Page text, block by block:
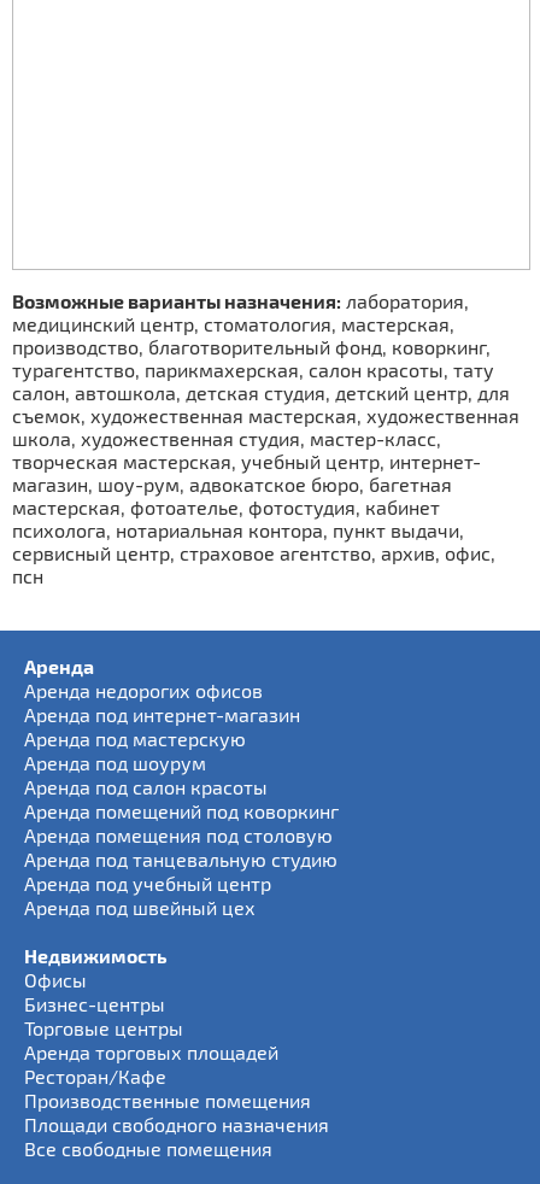
Возможные варианты назначения: лаборатория,
медицинский центр, стоматология, мастерская,
производство, благотворительный фонд, коворкинг,
турагентство, парикмахерская, салон красоты, тату
салон, автошкола, детская студия, детский центр, для
съемок, художественная мастерская, художественная
школа, художественная студия, мастер-класс,
творческая мастерская, учебный центр, интернет-
магазин, шоу-рум, адвокатское бюро, багетная
мастерская, фотоателье, фотостудия, кабинет
психолога, нотариальная контора, пункт выдачи,
сервисный центр, страховое агентство, архив, офис,
псн
Аренда
Аренда недорогих офисов
Аренда под интернет-магазин
Аренда под мастерскую
Аренда под шоурум
Аренда под салон красоты
Аренда помещений под коворкинг
Аренда помещения под столовую
Аренда под танцевальную студию
Аренда под учебный центр
Аренда под швейный цех
Недвижимость
Офисы
Бизнес-центры
Торговые центры
Аренда торговых площадей
Ресторан/Кафе
Производственные помещения
Площади свободного назначения
Все свободные помещения